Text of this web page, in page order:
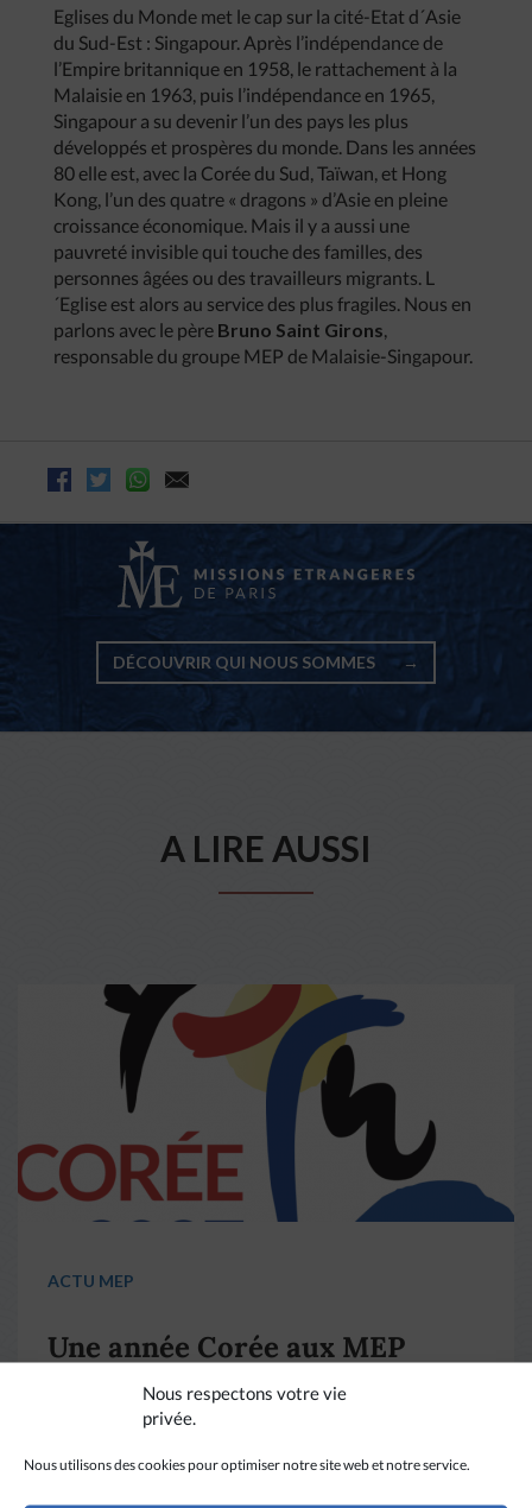
Nous respectons votre vie
privée.
Nous utilisons des cookies pour optimiser notre site web et notre service.
Eglises du Monde met le cap sur la cité-Etat d´Asie
du Sud-Est : Singapour. Après l’indépendance de
l’Empire britannique en 1958, le rattachement à la
Malaisie en 1963, puis l’indépendance en 1965,
Singapour a su devenir l’un des pays les plus
développés et prospères du monde. Dans les années
80 elle est, avec la Corée du Sud, Taïwan, et Hong
Kong, l’un des quatre « dragons » d’Asie en pleine
croissance économique. Mais il y a aussi une
pauvreté invisible qui touche des familles, des
personnes âgées ou des travailleurs migrants. L
´Eglise est alors au service des plus fragiles. Nous en
parlons avec le père Bruno Saint Girons,
responsable du groupe MEP de Malaisie-Singapour.
DÉCOUVRIR QUI NOUS SOMMES →
A LIRE AUSSI
ACTU MEP
Une année Corée aux MEP
LIRE PLUS →